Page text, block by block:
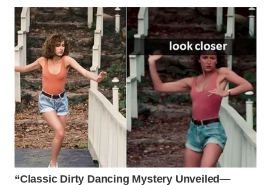
WN
PRIANGAN
TIMUR
WN
SEMARANG
WN
SOLO
WN